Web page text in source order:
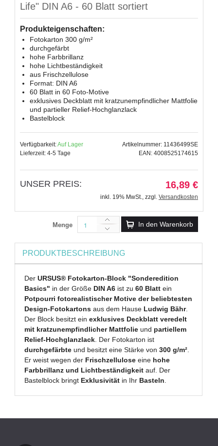
Life" DIN A6 - 60 Blatt sortiert
Produkteigenschaften:
Fotokarton 300 g/m²
durchgefärbt
hohe Farbbrillanz
hohe Lichtbeständigkeit
aus Frischzellulose
Format: DIN A6
60 Blatt in 60 Foto-Motive
exklusives Deckblatt mit kratzunempfindlicher Mattfolie
und partieller Relief-Hochglanzlack
Bastelblock
Verfügbarkeit:Auf Lager
Lieferzeit: 4-5 Tage
Artikelnummer: 11436499SE
EAN: 4008525174615
UNSER PREIS: 16,89 €
inkl. 19% MwSt., zzgl. Versandkosten
Menge In den Warenkorb
PRODUKTBESCHREIBUNG
DerURSUS® Fotokarton-Block "Sonderedition
Basics" in der Größe DIN A6 ist zu60 Blatt ein
Potpourri fotorealistischer Motive der beliebtesten
Design-Fotokartons aus dem Hause Ludwig Bähr.
Der Block besitzt einexklusives Deckblatt veredelt
mit kratzunempfindlicher Mattfolie und partiellem
Relief-Hochglanzlack. Der Fotokarton ist
durchgefärbte und besitzt eine Stärke von300 g/m².
Er weist wegen der Frischzellulose eine hohe
Farbbrillanz und Lichtbeständigkeit auf. Der
Bastelblock bringt Exklusivität in Ihr Basteln.